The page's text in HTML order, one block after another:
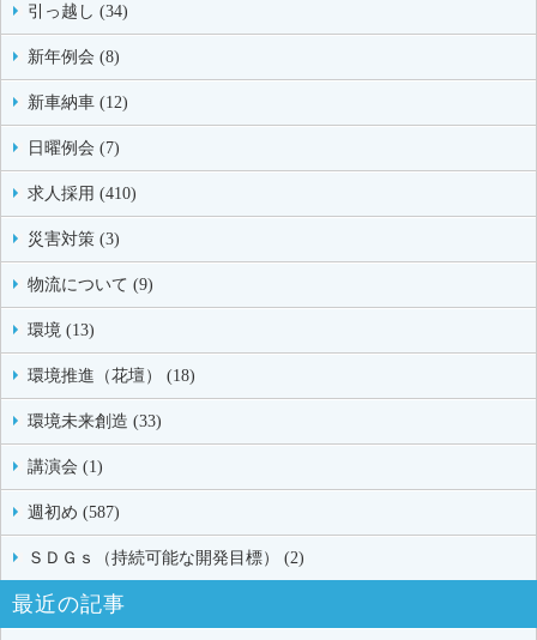
引っ越し (34)
新年例会 (8)
新車納車 (12)
日曜例会 (7)
求人採用 (410)
災害対策 (3)
物流について (9)
環境 (13)
環境推進（花壇） (18)
環境未来創造 (33)
講演会 (1)
週初め (587)
ＳＤＧｓ（持続可能な開発目標） (2)
最近の記事